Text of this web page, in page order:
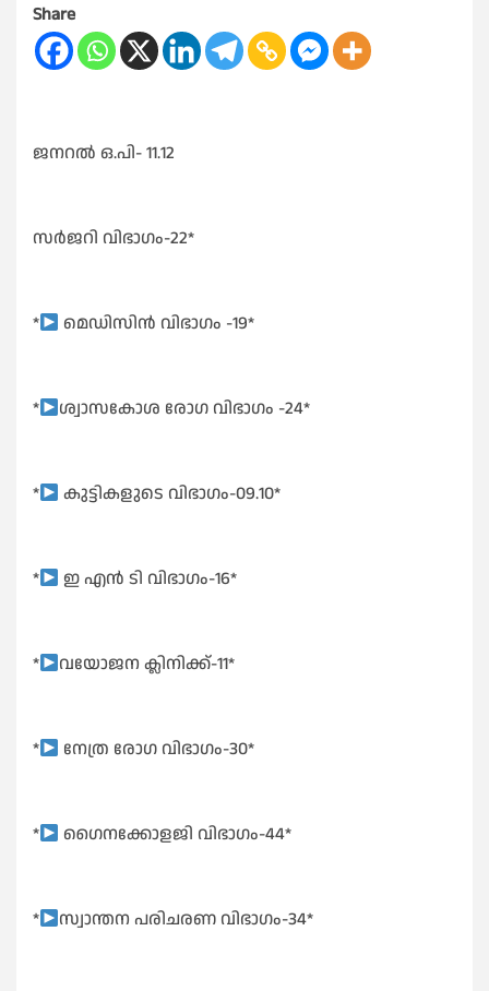
Share
ജനറൽ ഒ.പി- 11.12
സർജറി വിഭാഗം-22*
* മെഡിസിൻ വിഭാഗം -19*
* ശ്വാസകോശ രോഗ വിഭാഗം -24*
* കുട്ടികളുടെ വിഭാഗം-09.10*
* ഇ എൻ ടി വിഭാഗം-16*
* വയോജന ക്ലിനിക്ക്-11*
* നേത്ര രോഗ വിഭാഗം-30*
* ഗൈനക്കോളജി വിഭാഗം-44*
* സ്വാന്തന പരിചരണ വിഭാഗം-34*